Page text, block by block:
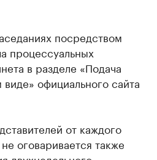
посредством
процессуальных
в разделе «Подача
официального сайта
от каждого
оговаривается также